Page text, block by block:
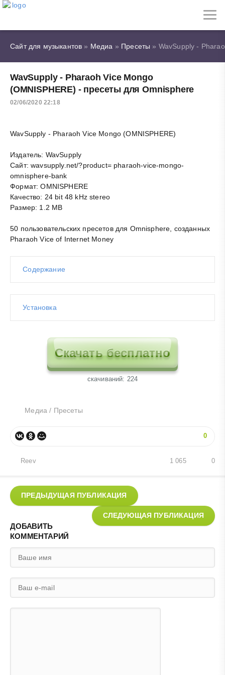
Сайт для музыкантов » Медиа » Пресеты » WavSupply -
WavSupply - Pharaoh Vice Mongo
(OMNISPHERE) - пресеты для Omnisphere
02/06/2020 22:18
WavSupply - Pharaoh Vice Mongo (OMNISPHERE)
Издатель: WavSupply
Сайт: wavsupply.net/?product= pharaoh-vice-mongo-
omnisphere-bank
Формат: OMNISPHERE
Качество: 24 bit 48 kHz stereo
Размер: 1.2 MB
50 пользовательских пресетов для Omnisphere, созданных
Pharaoh Vice of Internet Money
Содержание
Установка
Скачать бесплатно
cкачиваний: 224
Медиа / Пресеты
0
Reev 0
1 065
ПРЕДЫДУЩАЯ ПУБЛИКАЦИЯ
СЛЕДУЮЩАЯ ПУБЛИКАЦИЯ
ДОБАВИТЬ
КОММЕНТАРИЙ